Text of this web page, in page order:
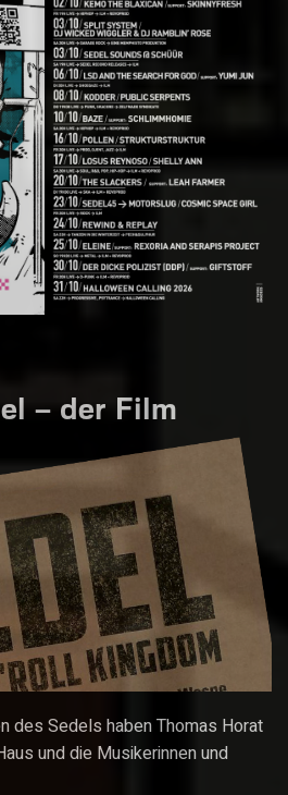
– der Film
des Sedels haben Thomas Horat
und die Musikerinnen und